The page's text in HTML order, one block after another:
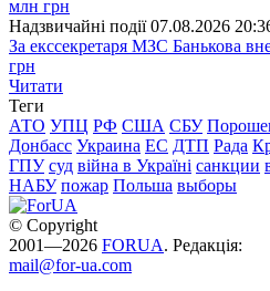
Надзвичайні події 07.08.2026
За екссекретаря МЗС Банькова
грн
Читати
Теги
АТО УПЦ РФ США СБУ
Донбасс Украина ЕС ДТП Рада
ГПУ суд війна в Україні санкции
НАБУ пожар Польша выборы
© Copyright
2001—2026 FORUA. Редакція:
mail@for-ua.com